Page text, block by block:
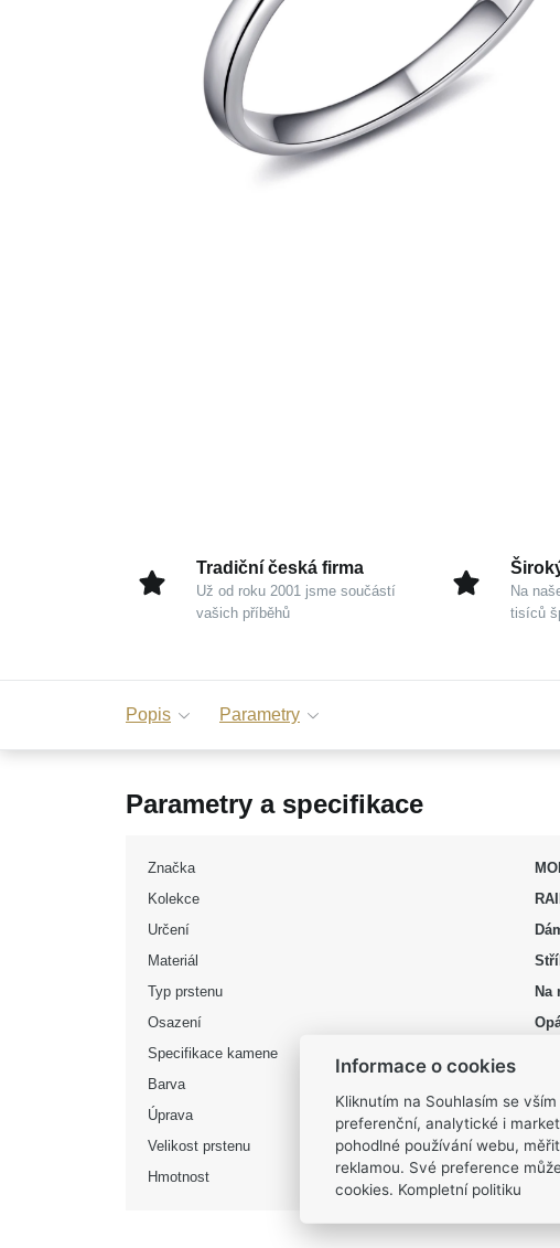
Tradiční česká firma
Už od roku 2001 jsme součástí
vašich příběhů
Na
tisíců
Popis Parametry
Parametry a specifikace
Značka
Kolekce
Určení
Materiál
Typ prstenu
Na
Osazení
Specifikace kamene
Barva
Úprava
Velikost prstenu
54,
Hmotnost
2,6
Informace o cookies
Kliknutím na Souhlasím se
preferenční, analytické i
pohodlné používání webu,
reklamou. Své preference
cookies. Kompletní politiku